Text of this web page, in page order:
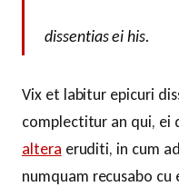
dissentias ei his.
Vix et labitur epicuri
complectitur an qui, ei
altera eruditi, in cum
numquam recusabo cu